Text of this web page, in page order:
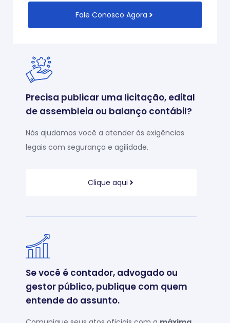
Fale Conosco Agora
Precisa publicar uma licitação, edital
de assembleia ou balanço contábil?
Nós ajudamos você a atender às exigências
legais com segurança e agilidade.
Clique aqui
Se você é contador, advogado ou
gestor público, publique com quem
entende do assunto.